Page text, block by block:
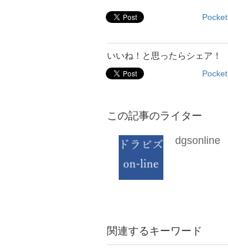
Pocket
いいね！と思ったらシェア！
Pocket
この記事のライター
dgsonline
関連するキーワード